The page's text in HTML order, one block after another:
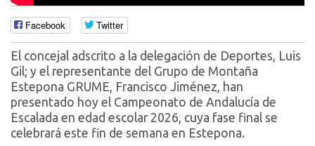
Facebook Twitter
El concejal adscrito a la delegación de Deportes, Luis
Gil; y el representante del Grupo de Montaña
Estepona GRUME, Francisco Jiménez, han
presentado hoy el Campeonato de Andalucía de
Escalada en edad escolar 2026, cuya fase final se
celebrará este fin de semana en Estepona.